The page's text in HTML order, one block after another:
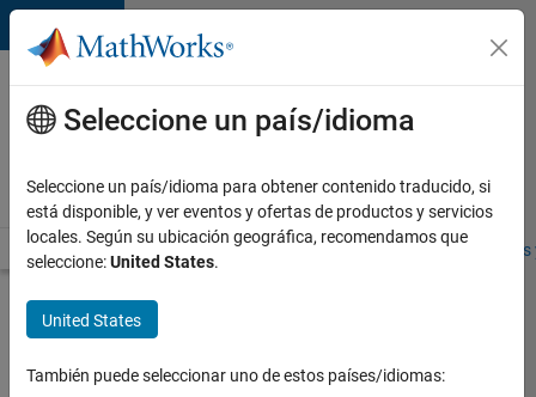
Saltar al contenido
Ofertas
de
empleo
MathWorks
Visión general Búsqueda de empleo Oficinas locales
Enviar
solicitud
Seleccione un país/idioma
Seleccione un país/idioma para obtener contenido traducido, si
está disponible, y ver eventos y ofertas de productos y servicios
locales. Según su ubicación geográfica, recomendamos que
seleccione:United States.
United States
También puede seleccionar uno de estos países/idiomas: